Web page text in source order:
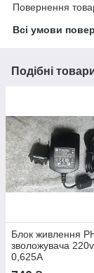
Повернення
Всі умови
Подібні
Блок живлення
зволожувача
0,625A